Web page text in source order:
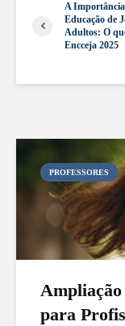
A
Educação de
Adultos: O
Encceja 2025
PROFESSORES
para